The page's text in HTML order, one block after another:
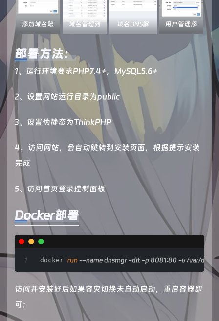
添加域名账 域名管理列 域名DNS解 用户管理添
部署方法：
1、运行环境要求PHP7.4+，MySQL5.6+
2、设置网站运行目录为public
3、设置伪静态为ThinkPHP
4、访问网站，会自动跳转到安装页面，根据提示安装
完成
5、访问首页登录控制面板
Docker部署
docker run --name dnsmgr -dit -p 8081:80 -v /var/
访问并安装好后如果容灾切换未自动启动，重启容器即
可：